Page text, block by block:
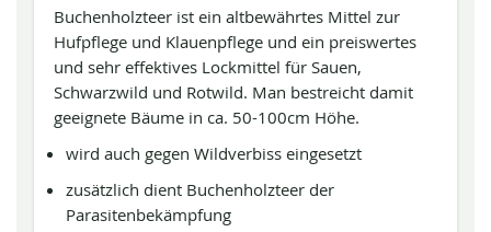
Buchenholzteer ist ein altbewährtes Mittel zur
Hufpflege und Klauenpflege und ein preiswertes
und sehr effektives Lockmittel für Sauen,
Schwarzwild und Rotwild. Man bestreicht damit
geeignete Bäume in ca. 50-100cm Höhe.
wird auch gegen Wildverbiss eingesetzt
zusätzlich dient Buchenholzteer der
Parasitenbekämpfung